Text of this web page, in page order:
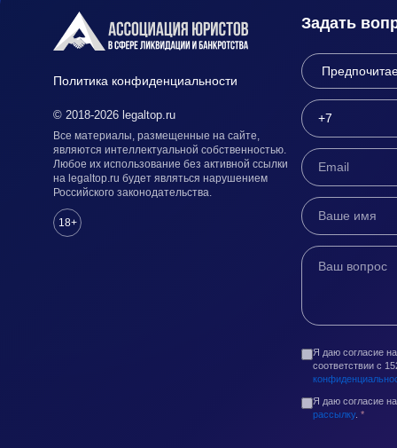
Политика конфиденциальности
© 2018-2026 legaltop.ru
Все материалы, размещенные на сайте,
являются интеллектуальной собственностью.
Любое их использование без активной ссылки
на legaltop.ru будет являться нарушением
Российского законодательства.
18+
Задать
Я даю согласие
соответствии с
Я даю согласие
рассылку. *